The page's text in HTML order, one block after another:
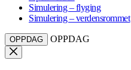
Simulering – flyging
Simulering – verdensrommet
OPPDAG OPPDAG